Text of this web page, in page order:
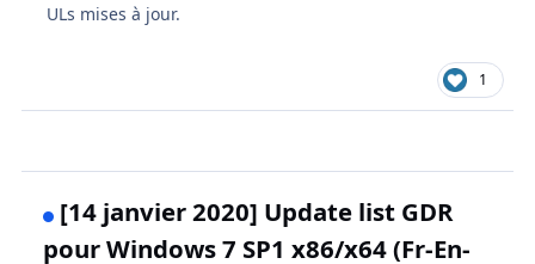
ULs mises à jour.
1
[14 janvier 2020] Update list GDR
pour Windows 7 SP1 x86/x64 (Fr-En-